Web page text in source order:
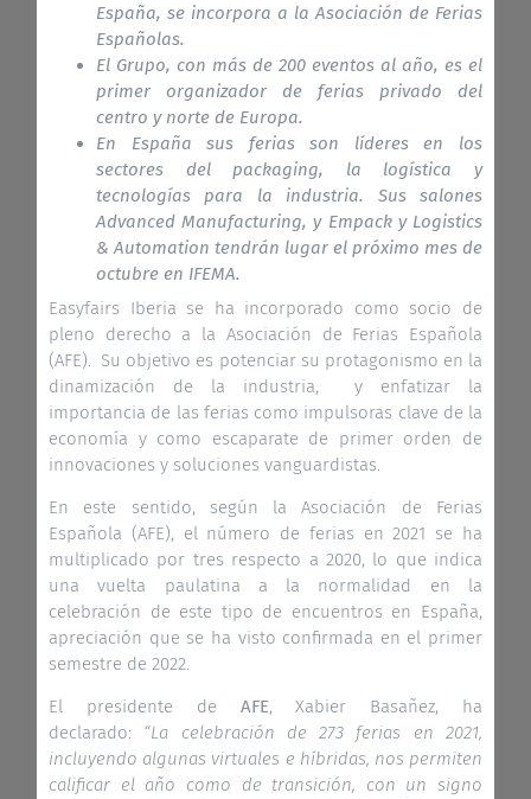
España, se incorpora a la Asociación de Ferias
Españolas.
El Grupo, con más de 200 eventos al año, es el
primer organizador de ferias privado del
centro y norte de Europa.
En España sus ferias son líderes en los
sectores del packaging, la logística y
tecnologías para la industria. Sus salones
Advanced Manufacturing, y Empack y Logistics
& Automation tendrán lugar el próximo mes de
octubre en IFEMA.
Easyfairs Iberia se ha incorporado como socio de
pleno derecho a la Asociación de Ferias Española
(AFE). Su objetivo es potenciar su protagonismo en la
dinamización de la industria, y enfatizar la
importancia de las ferias como impulsoras clave de la
economía y como escaparate de primer orden de
innovaciones y soluciones vanguardistas.
En este sentido, según la Asociación de Ferias
Española (AFE), el número de ferias en 2021 se ha
multiplicado por tres respecto a 2020, lo que indica
una vuelta paulatina a la normalidad en la
celebración de este tipo de encuentros en España,
apreciación que se ha visto confirmada en el primer
semestre de 2022.
El presidente de AFE, Xabier Basañez, ha
declarado: “La celebración de 273 ferias en 2021,
incluyendo algunas virtuales e híbridas, nos permiten
calificar el año como de transición, con un signo